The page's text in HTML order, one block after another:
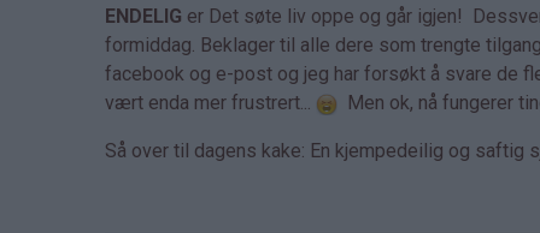
ENDELIG er Det søte liv oppe og går igjen!
formiddag. Beklager til alle dere som trengte
facebook og e-post og jeg har forsøkt å svare de
vært enda mer frustrert...
Men ok, nå fungerer
Så over til dagens kake: En kjempedeilig og saftig